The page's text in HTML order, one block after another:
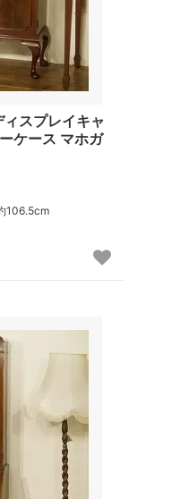
スプレイキャ
ケース マホガ
106.5cm